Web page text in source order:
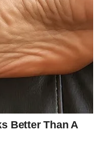
veliku
uskoro potpuno
nova